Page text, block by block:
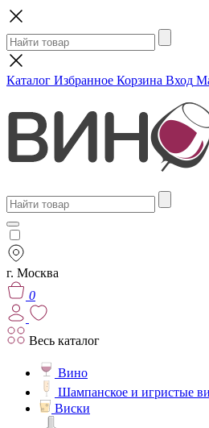
Каталог Избранное Корзина Вход
г. Москва
0
Весь каталог
Вино
Шампанское и игристые
Виски